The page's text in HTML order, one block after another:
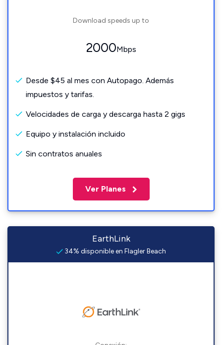
Download speeds up to
2000Mbps
Desde $45 al mes con Autopago. Además
impuestos y tarifas.
Velocidades de carga y descarga hasta 2 gigs
Equipo y instalación incluido
Sin contratos anuales
Ver Planes
EarthLink
34% disponible en Flagler Beach